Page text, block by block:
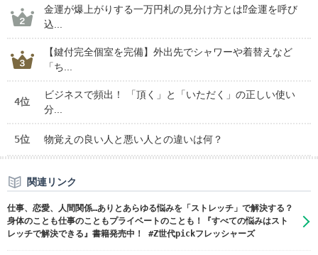
金運が爆上がりする一万円札の見分け方とは⁉金運を呼び
込...
【鍵付完全個室を完備】外出先でシャワーや着替えなど
「ち...
4位
ビジネスで頻出！ 「頂く」と「いただく」の正しい使い
分...
5位 物覚えの良い人と悪い人との違いは何？
関連リンク
仕事、恋愛、人間関係…ありとあらゆる悩みを「ストレッチ」で解決する？
身体のことも仕事のこともプライベートのことも！『すべての悩みはスト
レッチで解決できる』書籍発売中！ #Z世代pickフレッシャーズ